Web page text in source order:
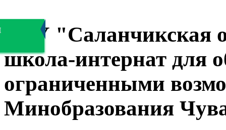
БОУ "Саланчикская
школа-интернат для
ограниченными
Минобразования